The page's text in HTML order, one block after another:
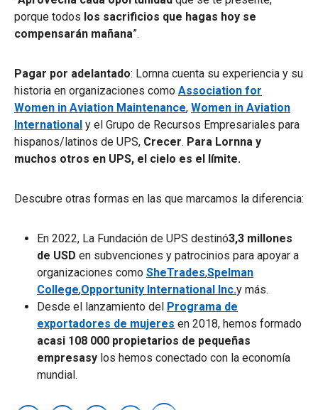
porque todos los sacrificios que hagas hoy se
compensarán mañana”.
Pagar por adelantado: Lornna cuenta su experiencia y su
historia en organizaciones como Association for
Women in Aviation Maintenance, Women in Aviation
International y el Grupo de Recursos Empresariales para
hispanos/latinos de UPS, Crecer. Para Lornna y
muchos otros en UPS, el cielo es el límite.
Descubre otras formas en las que marcamos la diferencia:
En 2022, La Fundación de UPS destinó3,3 millones
de USD en subvenciones y patrocinios para apoyar a
organizaciones como SheTrades,Spelman
College,Opportunity International Inc.y más.
Desde el lanzamiento del Programa de
exportadores de mujeres en 2018, hemos formado
acasi 108 000 propietarios de pequeñas
empresasy los hemos conectado con la economía
mundial.